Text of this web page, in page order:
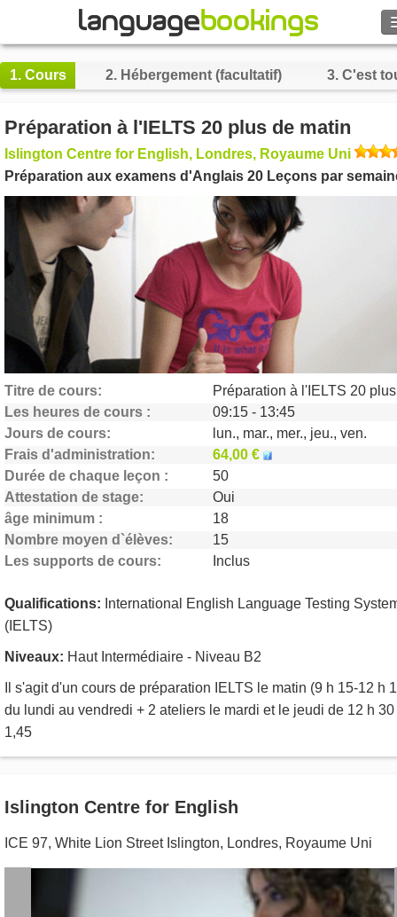
PARCOURIR
Se connecter
Aide
Monnaie €
Langue
1. Cours 2. Hébergement (facultatif) 3. C'est
Préparation à l'IELTS 20 plus de matin
Islington Centre for English, Londres, Royaume Uni
Préparation aux examens d'Anglais 20 Leçons par
Titre de cours
Les heures de cours
09:15 - 13:45
Jours de cours
lun., mar., mer., jeu., ven.
Frais d'administration
64,00 €
Durée de chaque leçon
50
Attestation de stage
Oui
âge minimum
18
Nombre moyen d`élèves
15
Les supports de cours
Inclus
Qualifications: International English Language Testing
(IELTS)
Niveaux: Haut Intermédiaire - Niveau B2
Il s'agit d'un cours de préparation IELTS le matin (9 h 15-12 h
du lundi au vendredi + 2 ateliers le mardi et le jeudi de 12 h 30
1,45
Islington Centre for English
ICE 97, White Lion Street Islington, Londres, Royaume Uni